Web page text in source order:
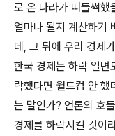
로 온 나라가 떠들썩했
얼마나 될지 계산하기
데, 그 뒤에 우리 경제
한국 경제는 하락 일변
락했다면 월드컵 안 했
는 말인가? 언론의 호
경제를 하락시킬 것이